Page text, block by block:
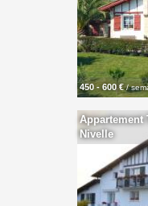
450 - 600 €/
Appartement
Nivelle